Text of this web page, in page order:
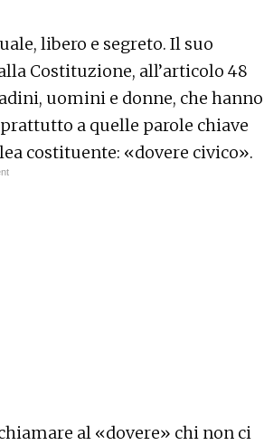
libero e segreto. Il suo
Costituzione, all’articolo 48
uomini e donne, che hanno
a quelle parole chiave
costituente: «dovere civico».
al «dovere» chi non ci